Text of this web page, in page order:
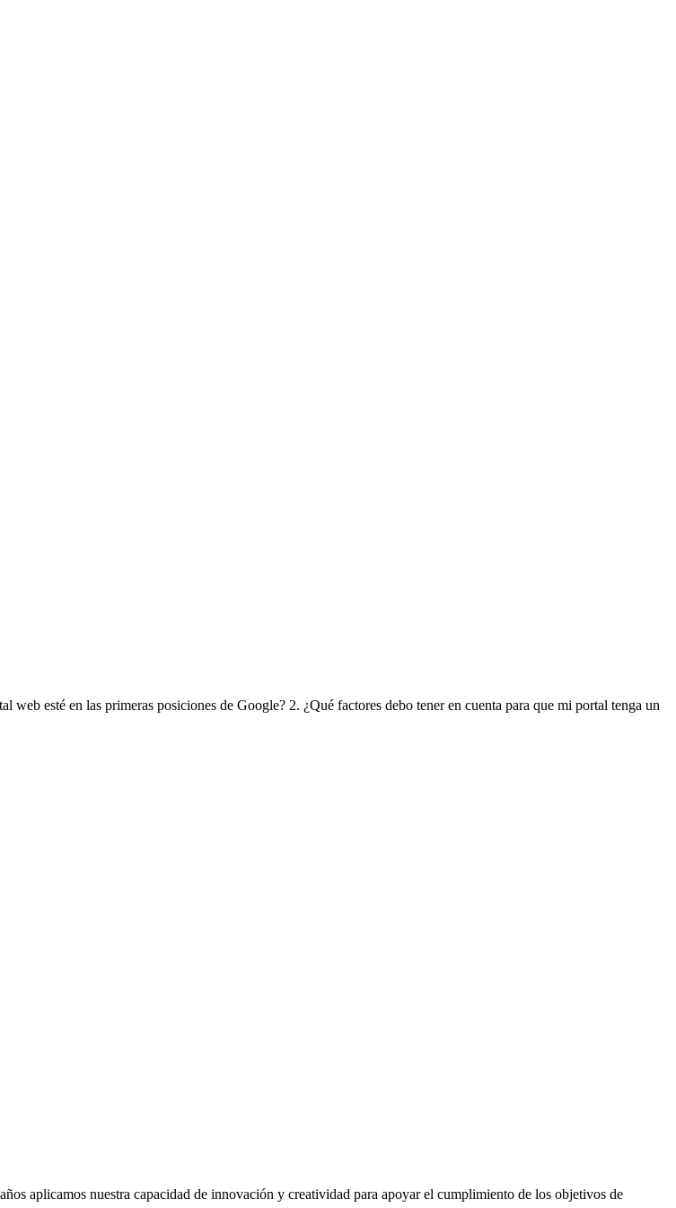
esté en las primeras posiciones de Google? 2. ¿Qué factores debo tener en cuenta para que mi portal tenga un
aplicamos nuestra capacidad de innovación y creatividad para apoyar el cumplimiento de los objetivos de